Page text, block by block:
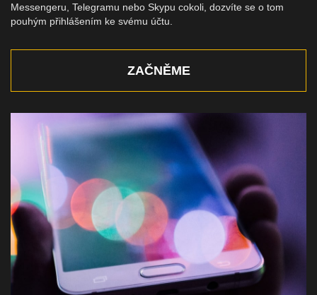
Messengeru, Telegramu nebo Skypu cokoli, dozvíte se o tom
pouhým přihlášením ke svému účtu.
ZAČNĚME